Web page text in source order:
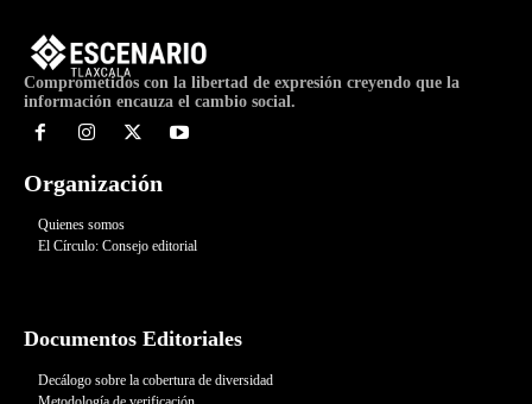
Comprometidos con la libertad de expresión creyendo que la
información encauza el cambio social.
Organización
Quienes somos
El Círculo: Consejo editorial
Documentos Editoriales
Decálogo sobre la cobertura de diversidad